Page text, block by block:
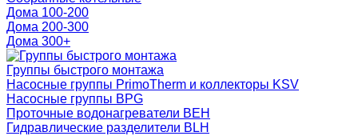
Дома 100-200
Дома 200-300
Дома 300+
Группы быстрого монтажа
Насосные группы PrimoTherm и коллекторы KSV
Насосные группы BPG
Проточные водонагреватели BEH
Гидравлические разделители BLH